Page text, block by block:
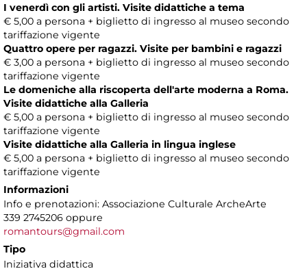
I venerdì con gli artisti. Visite didattiche a tema
€ 5,00 a persona + biglietto di ingresso al museo secondo
tariffazione vigente
Quattro opere per ragazzi. Visite per bambini e ragazzi
€ 3,00 a persona + biglietto di ingresso al museo secondo
tariffazione vigente
Le domeniche alla riscoperta dell'arte moderna a Roma.
Visite didattiche alla Galleria
€ 5,00 a persona + biglietto di ingresso al museo secondo
tariffazione vigente
Visite didattiche alla Galleria in lingua inglese
€ 5,00 a persona + biglietto di ingresso al museo secondo
tariffazione vigente
Informazioni
Info e prenotazioni: Associazione Culturale ArcheArte
339 2745206 oppure
romantours@gmail.com
Tipo
Iniziativa didattica